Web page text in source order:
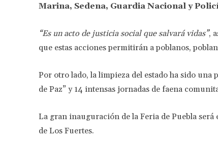
Marina, Sedena, Guardia Nacional y
“Es un acto de justicia social que salvará vidas”,
que estas acciones permitirán a poblanos,
Por otro lado, la limpieza del estado ha sido
de Paz” y 14 intensas jornadas de faena
La gran inauguración de la Feria de Puebla
de Los Fuertes.